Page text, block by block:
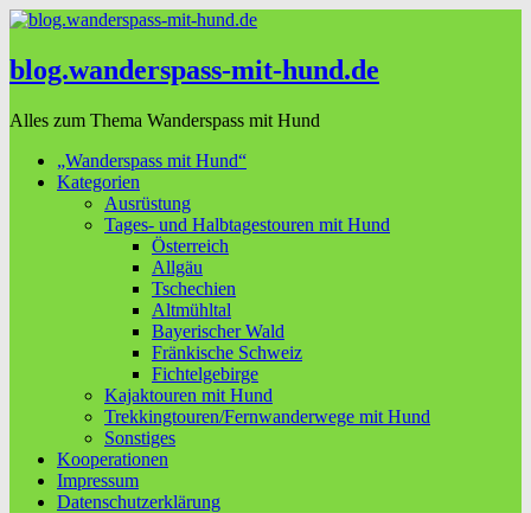
blog.wanderspass-mit-hund.de
Alles zum Thema Wanderspass mit Hund
„Wanderspass mit Hund“
Kategorien
Ausrüstung
Tages- und Halbtagestouren mit Hund
Österreich
Allgäu
Tschechien
Altmühltal
Bayerischer Wald
Fränkische Schweiz
Fichtelgebirge
Kajaktouren mit Hund
Trekkingtouren/Fernwanderwege mit Hund
Sonstiges
Kooperationen
Impressum
Datenschutzerklärung